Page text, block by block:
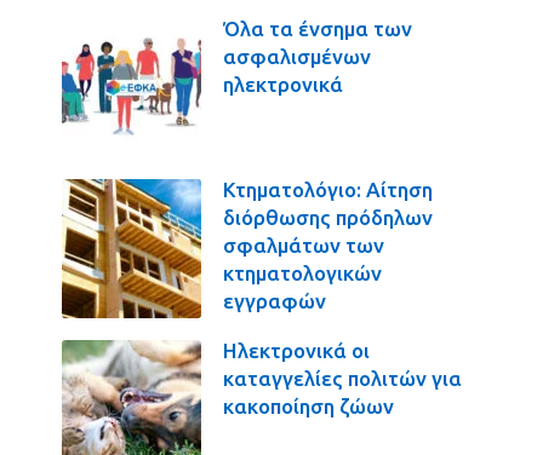
Όλα τα ένσημα των
ασφαλισμένων
ηλεκτρονικά
Κτηματολόγιο: Αίτηση
διόρθωσης πρόδηλων
σφαλμάτων των
κτηματολογικών
εγγραφών
Ηλεκτρονικά οι
καταγγελίες πολιτών για
κακοποίηση ζώων